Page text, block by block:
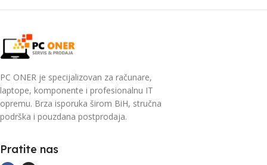
PC ONER je specijalizovan za računare,
laptope, komponente i profesionalnu IT
opremu. Brza isporuka širom BiH, stručna
podrška i pouzdana postprodaja.
Pratite nas